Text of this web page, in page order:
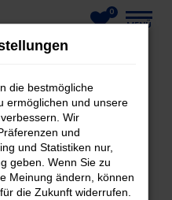
0
MENÜ
die bestmögliche
ermöglichen und unsere
Wir
und
und Statistiken nur,
geben. Wenn Sie zu
Meinung ändern, können
die Zukunft widerrufen.